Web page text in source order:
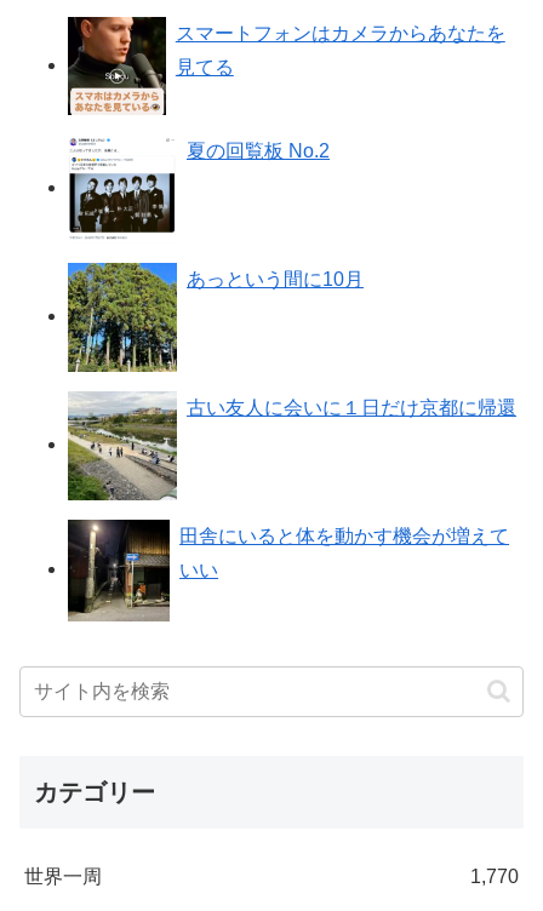
スマートフォンはカメラからあなたを
見てる
夏の回覧板 No.2
あっという間に10月
古い友人に会いに１日だけ京都に帰還
田舎にいると体を動かす機会が増えて
いい
カテゴリー
世界一周 1,770